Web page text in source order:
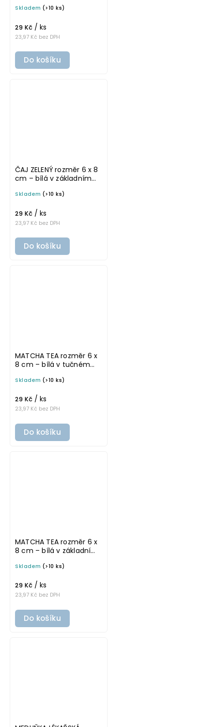
samolepka na
Skladem (>10 ks)
23,97 Kč bez DPH
29 Kč / ks
Do košíku
ČAJ ZELENÝ rozměr 6 x 8
cm – bílá v základním
samolepka na
Skladem (>10 ks)
23,97 Kč bez DPH
29 Kč / ks
Do košíku
MATCHA TEA rozměr 6 x
8 cm – bílá v tučném
samolepka na
Skladem (>10 ks)
23,97 Kč bez DPH
29 Kč / ks
Do košíku
MATCHA TEA rozměr 6 x
8 cm – bílá v základním
samolepka na
Skladem (>10 ks)
23,97 Kč bez DPH
29 Kč / ks
Do košíku